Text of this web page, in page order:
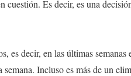
Es decir, es una
es decir, en las últimas
Incluso es más de un